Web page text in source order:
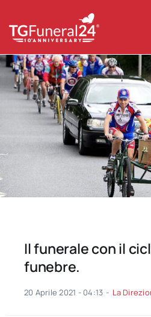
content
Il funerale con il
funebre.
20 Aprile 2021 - 04:13 - La